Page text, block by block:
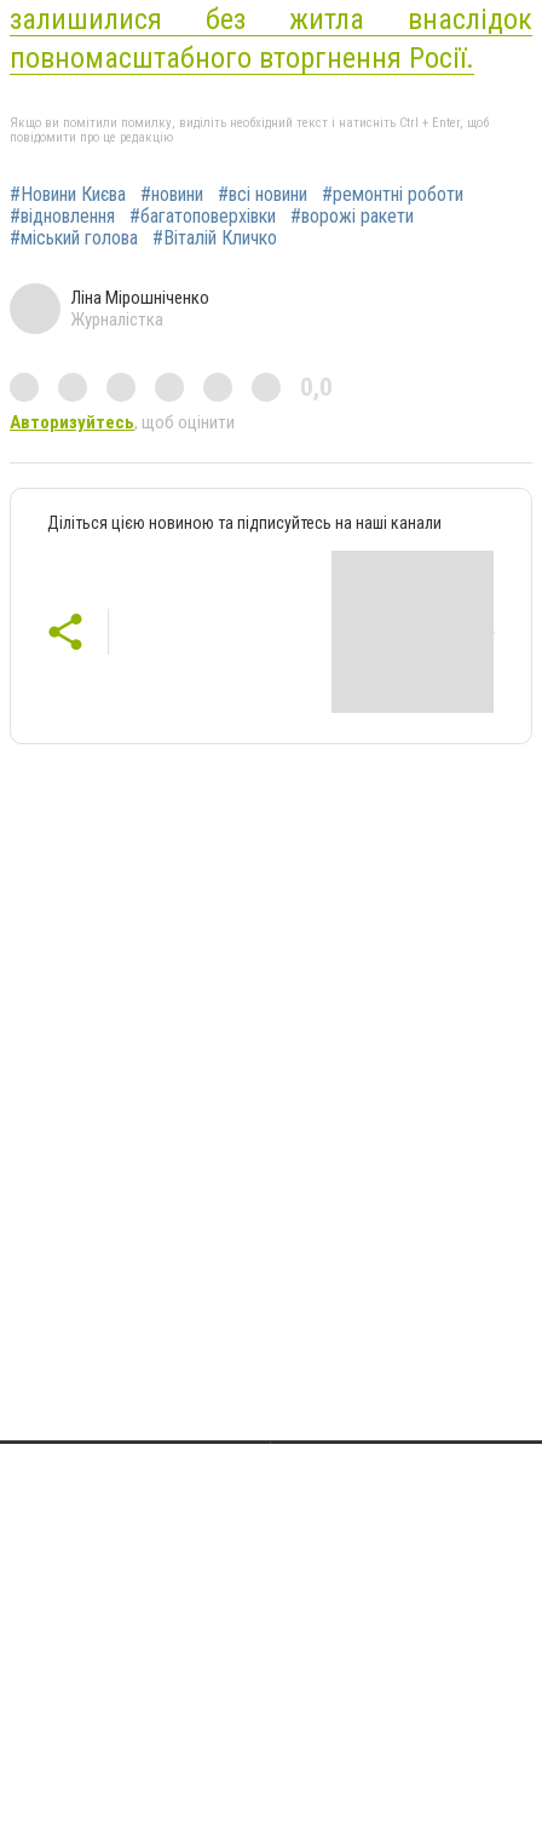
залишилися без житла внаслідок
повномасштабного вторгнення Росії.
Якщо ви помітили помилку, виділіть необхідний текст і натисніть Ctrl + Enter, щоб
повідомити про це редакцію
#Новини Києва #новини #всі новини
#ремонтні роботи
#відновлення
#багатоповерхівки
#ворожі ракети
#міський голова
#Віталій Кличко
Ліна Мірошніченко
Журналістка
0,0
Авторизуйтесь, щоб оцінити
Діліться цією новиною та підписуйтесь на наші канали